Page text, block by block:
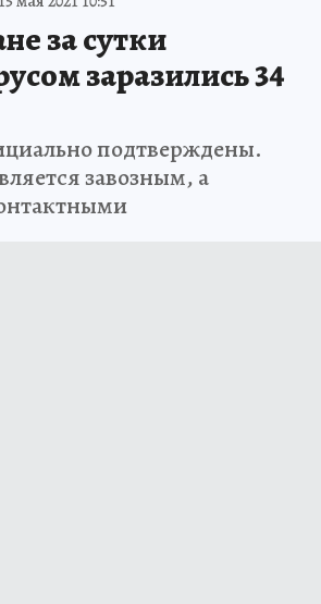
за сутки
заразились 34
подтверждены.
завозным, а